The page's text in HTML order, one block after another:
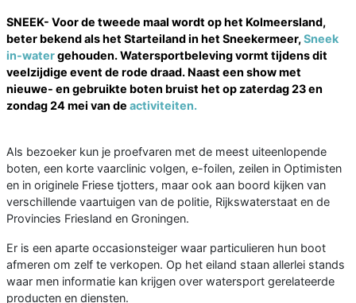
SNEEK- Voor de tweede maal wordt op het Kolmeersland,
beter bekend als het Starteiland in het Sneekermeer, Sneek
in-watergehouden. Watersportbeleving vormt tijdens dit
veelzijdige event de rode draad. Naast een show met
nieuwe- en gebruikte boten bruist het op zaterdag 23 en
zondag 24 mei van de activiteiten.
Als bezoeker kun je proefvaren met de meest uiteenlopende
boten, een korte vaarclinic volgen, e-foilen, zeilen in Optimisten
en in originele Friese tjotters, maar ook aan boord kijken van
verschillende vaartuigen van de politie, Rijkswaterstaat en de
Provincies Friesland en Groningen.
Er is een aparte occasionsteiger waar particulieren hun boot
afmeren om zelf te verkopen. Op het eiland staan allerlei stands
waar men informatie kan krijgen over watersport gerelateerde
producten en diensten.